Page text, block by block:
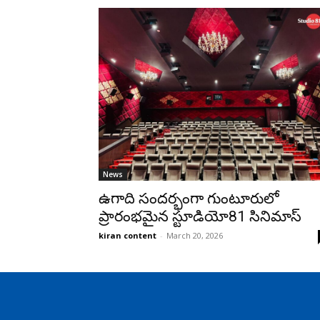
News
ఉగాది సందర్భంగా గుంటూరులో
ప్రారంభమైన స్టూడియో81 సినిమాస్
kiran content - March 20, 2026